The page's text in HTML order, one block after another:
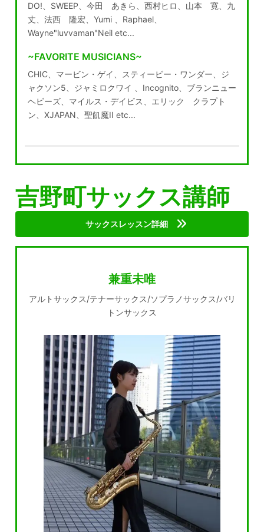
DO!、SWEEP、今田 あきら、西村ヒロ、山本 寛、九
丈、法西 隆宏、Yumi 、Raphael、
Wayne"luvvaman"Neil etc...
~FAVORITE MUSICIANS~
CHIC、マービン・ゲイ、スティービー・ワンダー、ジ
ャクソン5、ジャミロクワイ 、Incognito、ブランニュー
ヘビーズ、マイルス・デイビス、エリック クラプト
ン、XJAPAN、聖飢魔II etc...
吉野町サックス講師
サックスレッスン詳細
兼重未唯
アルトサックス/テナーサックス/ソプラノサックス/バリ
トンサックス